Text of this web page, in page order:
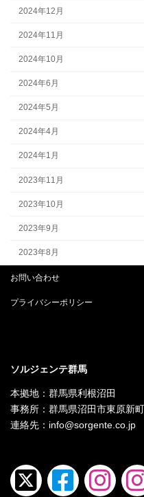
2024年12月
2024年11月
2024年10月
2024年6月
2024年5月
2024年4月
2024年1月
2023年11月
2023年10月
2023年9月
2023年8月
お問い合わせ
プライバシーポリシー
ソルジェンテ群馬
本拠地：群馬県利根沼田
事務所：群馬県沼田市東原新
連絡先：info@sorgente.co.jp